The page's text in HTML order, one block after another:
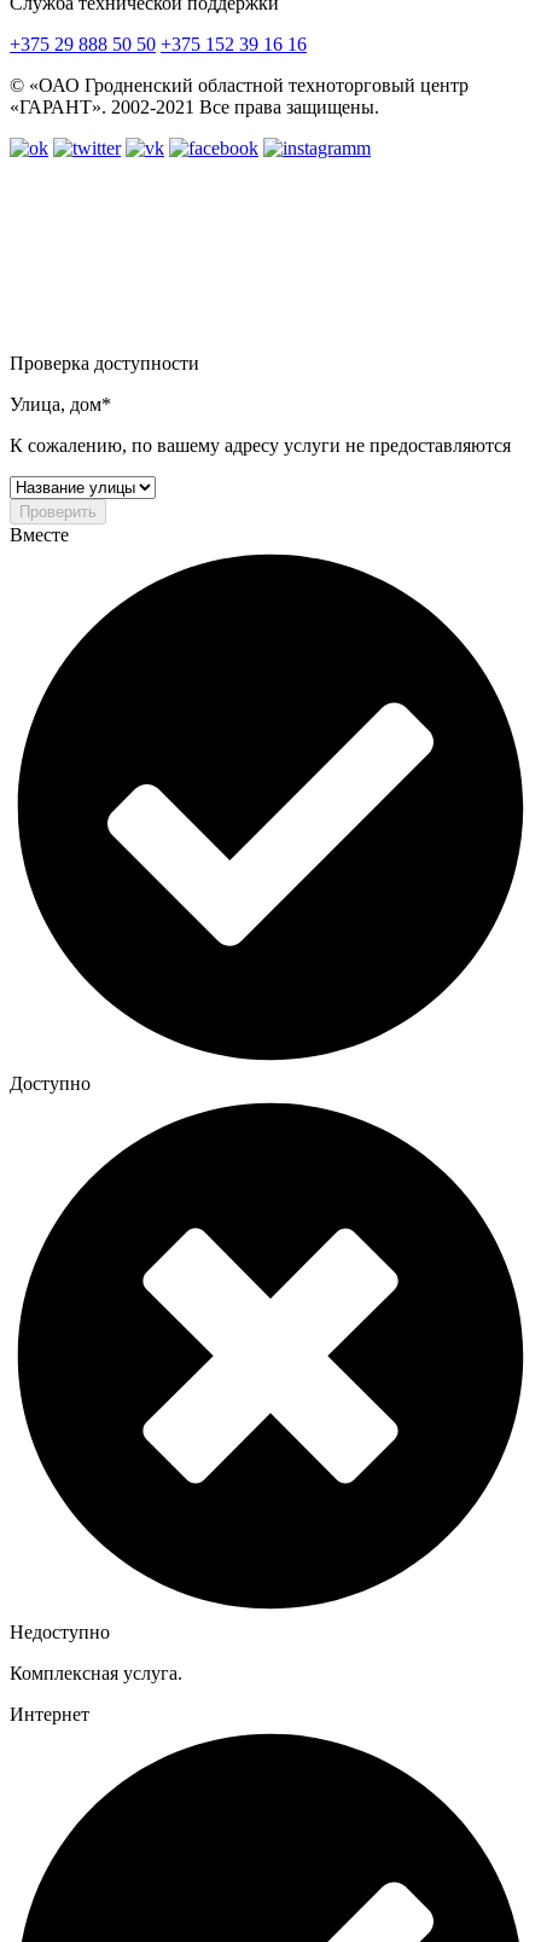
+375 29 888 50 50 +375 152 39 16 16
© «ОАО Гродненский областной техноторговый центр
«ГАРАНТ». 2002-2021 Все права защищены.
Проверка доступности
Улица, дом*
К сожалению, по вашему адресу услуги не предоставляются
Проверить
Вместе
Доступно
Недоступно
Комплексная услуга.
Интернет